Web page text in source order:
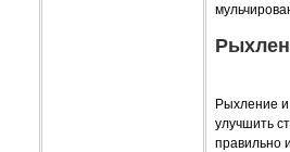
Рыхление
улучшить
правильно